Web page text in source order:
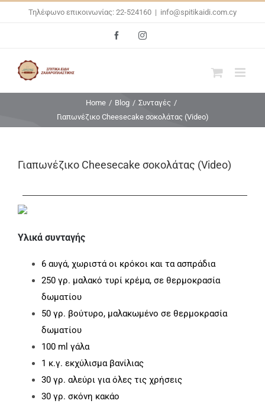
Τηλέφωνο επικοινωνίας: 22-524160 | info@spitikaidi.com.cy
FacebookInstagram
Home / Blog / Συνταγές /
Γιαπωνέζικο Cheesecake σοκολάτας (Video)
Γιαπωνέζικο Cheesecake σοκολάτας (Video)
Υλικά συνταγής
6 αυγά, χωριστά οι κρόκοι και τα ασπράδια
250 γρ. μαλακό τυρί κρέμα, σε θερμοκρασία
δωματίου
50 γρ. βούτυρο, μαλακωμένο σε θερμοκρασία
δωματίου
100 ml γάλα
1 κ.γ. εκχύλισμα βανίλιας
30 γρ. αλεύρι για όλες τις χρήσεις
30 γρ. σκόνη κακάο